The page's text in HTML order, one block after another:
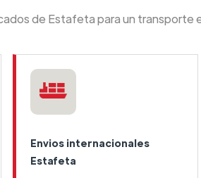
de Estafeta para un
Envios internacionales
Estafeta